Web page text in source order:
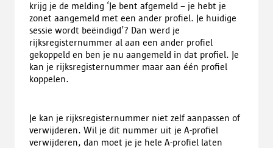
krijg je de melding ‘Je bent afgemeld – je hebt je
zonet aangemeld met een ander profiel. Je huidige
sessie wordt beëindigd’? Dan werd je
rijksregisternummer al aan een ander profiel
gekoppeld en ben je nu aangemeld in dat profiel. Je
kan je rijksregisternummer maar aan één profiel
koppelen.
Je kan je rijksregisternummer niet zelf aanpassen of
verwijderen. Wil je dit nummer uit je A-profiel
verwijderen, dan moet je je hele A-profiel laten